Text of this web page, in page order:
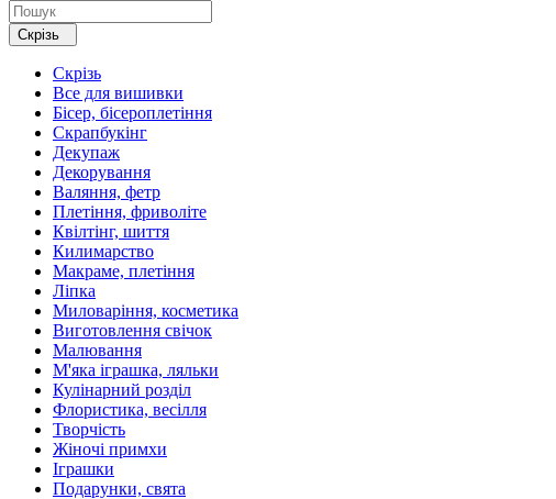
Скрізь
Скрізь
Все для вишивки
Бісер, бісероплетіння
Скрапбукінг
Декупаж
Декорування
Валяння, фетр
Плетіння, фриволіте
Квілтінг, шиття
Килимарство
Макраме, плетіння
Ліпка
Миловаріння, косметика
Виготовлення свічок
Малювання
М'яка іграшка, ляльки
Кулінарний розділ
Флористика, весілля
Творчість
Жіночі примхи
Іграшки
Подарунки, свята